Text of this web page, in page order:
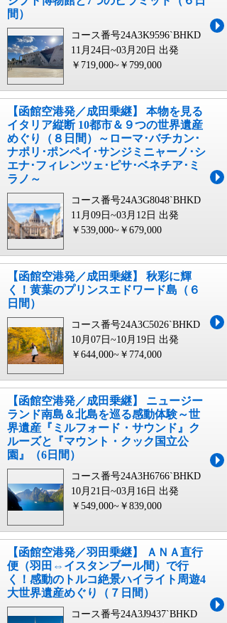
間）
コース番号24A3K9596`BHKD
11月24日~03月20日 出発
￥719,000~￥799,000
【函館空港発／成田乗継】 本物を見る
イタリア縦断 10都市＆９つの世界遺産
めぐり（８日間）～ローマ･バチカン･
ナポリ･ポンペイ･サンジミニャーノ･シ
エナ･フィレンツェ･ピサ･ベネチア･ミ
ラノ～
コース番号24A3G8048`BHKD
11月09日~03月12日 出発
￥539,000~￥679,000
【函館空港発／成田乗継】 秋彩に輝
く！黄葉のプリンスエドワード島（６
日間）
コース番号24A3C5026`BHKD
10月07日~10月19日 出発
￥644,000~￥774,000
【函館空港発／成田乗継】 ニュージー
ランド南島＆北島を巡る感動体験～世
界遺産『ミルフォード・サウンド』ク
ルーズと『マウント・クック国立公
園』（6日間）
コース番号24A3H6766`BHKD
10月21日~03月16日 出発
￥549,000~￥839,000
【函館空港発／羽田乗継】 ＡＮＡ直行
便（羽田⇔イスタンブール間）で行
く！感動のトルコ絶景ハイライト周遊4
大世界遺産めぐり（７日間）
コース番号24A3J9437`BHKD